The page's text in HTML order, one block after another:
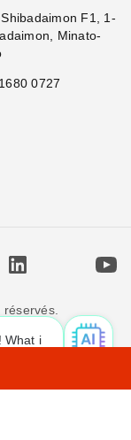
your r
F1, 1-
Minato-
0727